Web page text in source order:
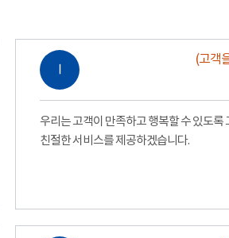
Ⅰ
(고객
우리는 고객이 만족하고 행복할 수 있도록
친절한 서비스를 제공하겠습니다.